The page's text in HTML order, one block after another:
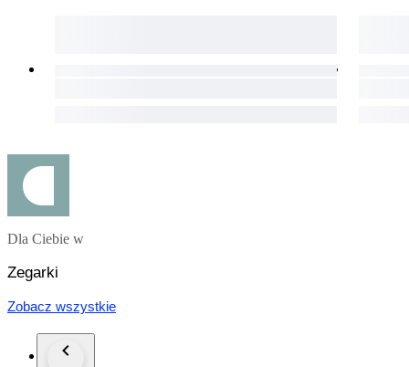
Dla Ciebie w
Zegarki
Zobacz wszystkie